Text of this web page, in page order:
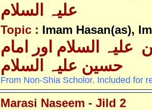
Topic : Imam Hasan(as),
علیہ السلام اور امام
حسین علیہ السلام
From Non-Shia Scholor. Included for
Marasi Naseem - Jild 2